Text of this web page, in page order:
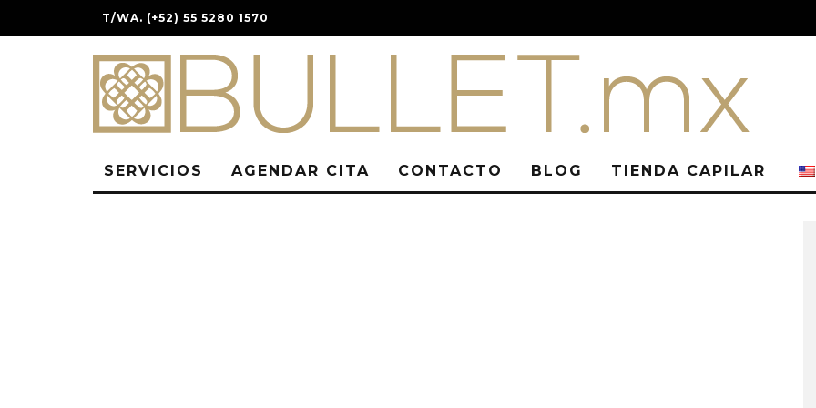
T/WA. (+52) 55 5280 1570
SERVICIOS AGENDAR CITA CONTACTO BLOG TIENDA CAPILAR